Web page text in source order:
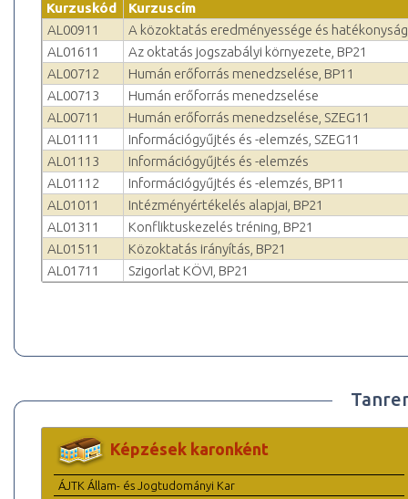
Kurzuskód
Kurzuscím
AL00911
A közoktatás eredményessége és
AL01611
Az oktatás jogszabályi környezete, BP21
AL00712
Humán erőforrás menedzselése, BP11
AL00713
Humán erőforrás menedzselése
AL00711
Humán erőforrás menedzselése, SZEG11
AL01111
Információgyűjtés és -elemzés, SZEG11
AL01113
Információgyűjtés és -elemzés
AL01112
Információgyűjtés és -elemzés, BP11
AL01011
Intézményértékelés alapjai, BP21
AL01311
Konfliktuskezelés tréning, BP21
AL01511
Közoktatás irányítás, BP21
AL01711
Szigorlat KÖVI, BP21
Képzések karonként
ÁJTK Állam- és Jogtudományi Kar